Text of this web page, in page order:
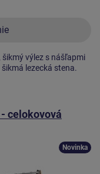
šikmý výlez s nášľapmi
lezecká stena.
celokovová
Novinka